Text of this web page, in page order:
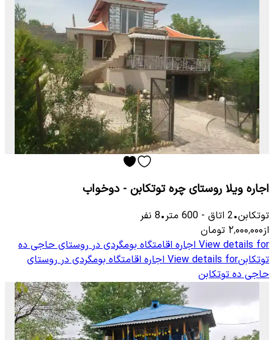
اجاره ویلا روستای چره توتکابن - دوخواب
توتكابن•
2 اتاق -
600 متر•
8 نفر
از۲٬۰۰۰٬۰۰۰ تومان
View details for اجاره اقامتگاه بومگردی در روستای حاجی ده
توتکابنView details for اجاره اقامتگاه بومگردی در روستای
حاجی ده توتکابن